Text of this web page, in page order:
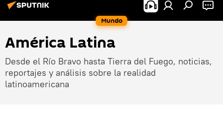
Mundo
América Latina
Desde el Río Bravo hasta Tierra del Fuego, noticias,
reportajes y análisis sobre la realidad
latinoamericana